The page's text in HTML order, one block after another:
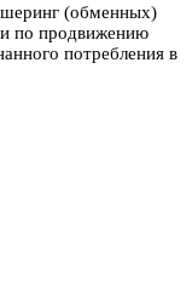
(обменных)
по продвижению
потребления в